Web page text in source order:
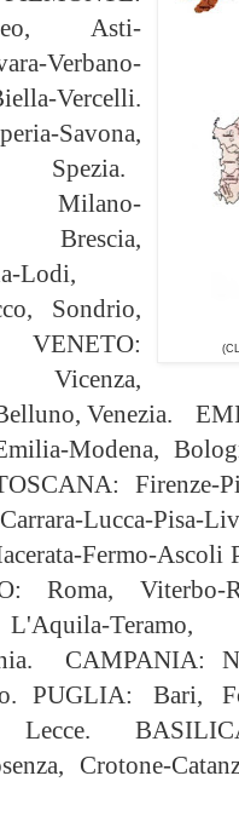
Asti-
Verbano-
Vercelli.
Savona,
Spezia.
Milano-
Brescia,
Lodi,
Sondrio,
VENETO:
Vicenza,
Venezia.
Modena,
Firenze-
Carrara-Lucca-
Fermo-
Roma, Viterbo-
Teramo,
CAMPANIA:
PUGLIA: Bari,
Lecce.
Crotone-